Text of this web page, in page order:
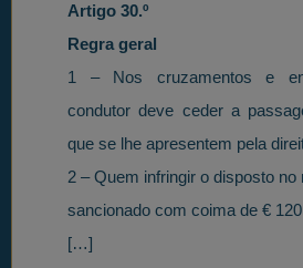
Artigo 30.º
Regra geral
1 – Nos cruzamentos e
condutor deve ceder a
que se lhe apresentem pela
2 – Quem infringir o disposto no
sancionado com coima de €
[…]